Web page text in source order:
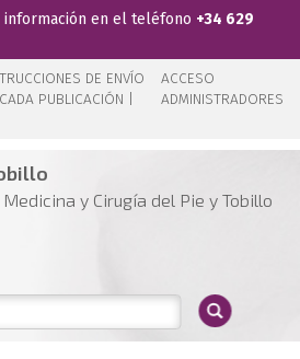
información en el teléfono +34 629
DE ENVÍO
PUBLICACIÓN |
ACCESO
ADMINISTRADORES
y Cirugía del Pie y Tobillo